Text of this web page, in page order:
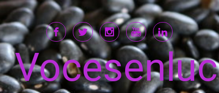
Saltar al contenido principal